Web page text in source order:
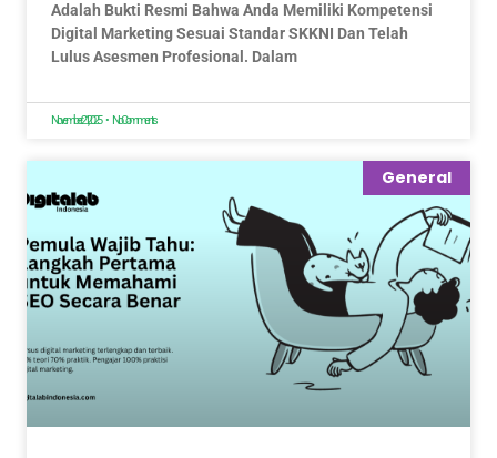
Adalah Bukti Resmi Bahwa Anda Memiliki Kompetensi
Digital Marketing Sesuai Standar SKKNI Dan Telah
Lulus Asesmen Profesional. Dalam
November 21, 2025 No Comments
General